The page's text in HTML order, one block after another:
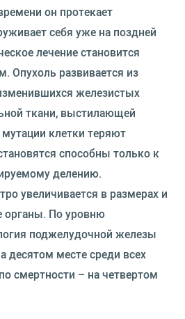
он протекает
себя уже на поздней
лечение становится
Опухоль развивается из
железистых
ткани, выстилающей
клетки теряют
способны только к
делению.
увеличивается в размерах и
органы. По уровню
поджелудочной железы
десятом месте среди всех
смертности – на четвертом